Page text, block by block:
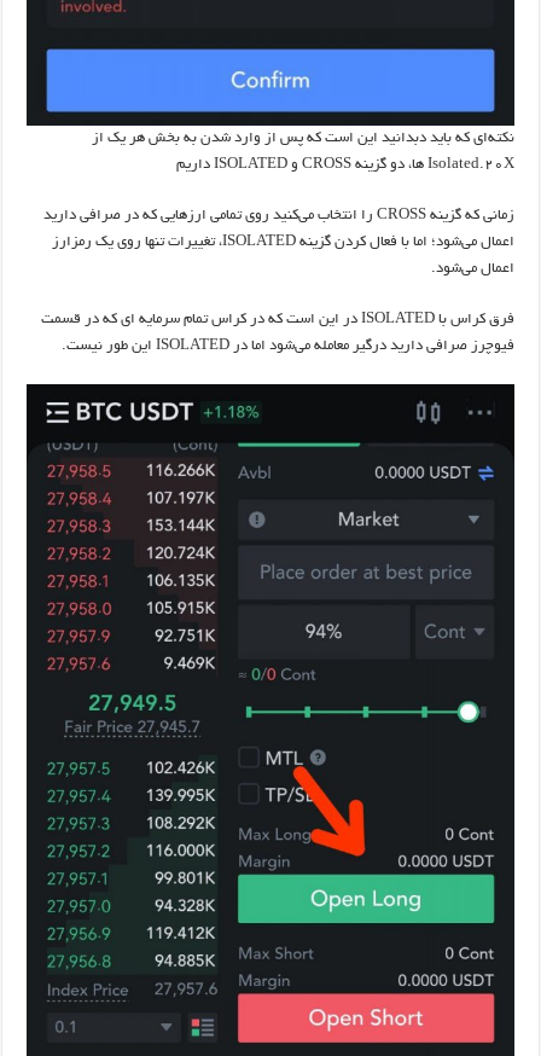
نکته‌ای که باید دبدانید این است که پس از وارد شدن به بخش هر یک از
Isolated.20X ها، دو گزینه CROSS و ISOLATED داریم
زمانی که گزینه CROSS را انتخاب می‌کنید روی تمامی ارزهایی که در صرافی دارید
اعمال می‌شود؛ اما با فعال کردن گزینه ISOLATED، تغییرات تنها روی یک رمزارز
اعمال می‌شود.
فرق کراس با ISOLATED در این است که در کراس تمام سرمایه ای که در قسمت
فیوچرز صرافی دارید درگیر معامله می‌شود اما در ISOLATED این طور نیست.